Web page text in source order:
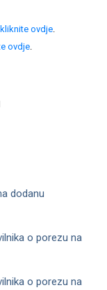
kliknite ovdje.
ovdje.
dodanu
o porezu na
o porezu na